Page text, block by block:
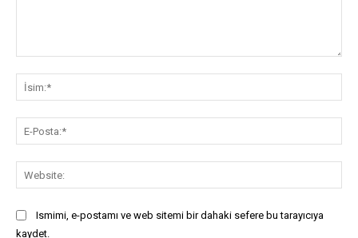
Ismimi, e-postamı ve web sitemi bir dahaki sefere bu tarayıcıya
kaydet.